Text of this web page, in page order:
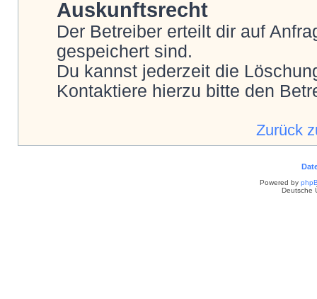
Auskunftsrecht
Der Betreiber erteilt dir auf
gespeichert sind.
Du kannst jederzeit die
Kontaktiere hierzu bitte den
Zurück
Powered by
Deutsche